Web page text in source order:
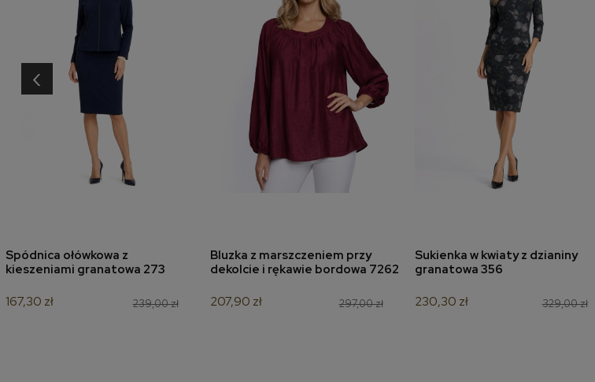
dodaj do koszyka
Spódnica ołówkowa z
kieszeniami granatowa 273
239,00 zł
167,30 zł
dodaj do koszyka
Bluzka z marszczeniem przy
dekolcie i rękawie bordowa 7262
297,00 zł
207,90 zł
dodaj do koszyka
Sukienka w kwiaty z dzianiny
granatowa 356
329,00 zł
230,30 zł
‹